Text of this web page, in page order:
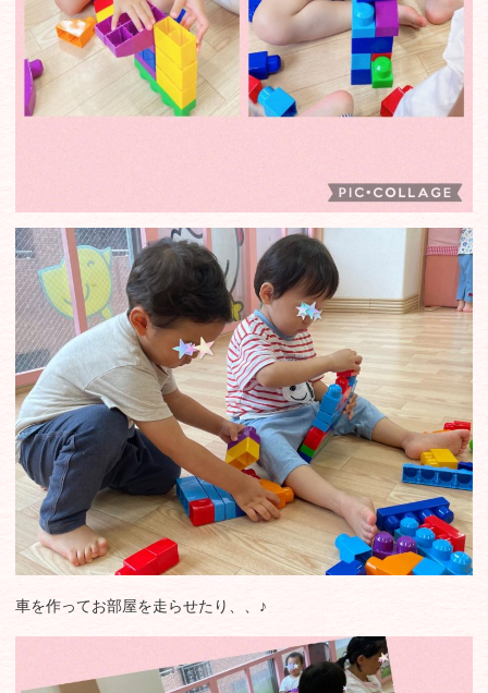
車を作ってお部屋を走らせたり、、♪